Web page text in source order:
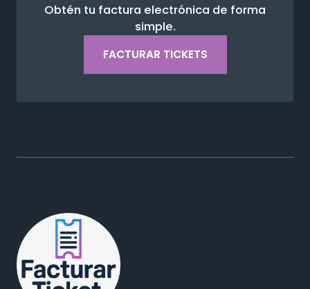
Obtén tu factura electrónica de forma
simple.
FACTURAR TICKETS